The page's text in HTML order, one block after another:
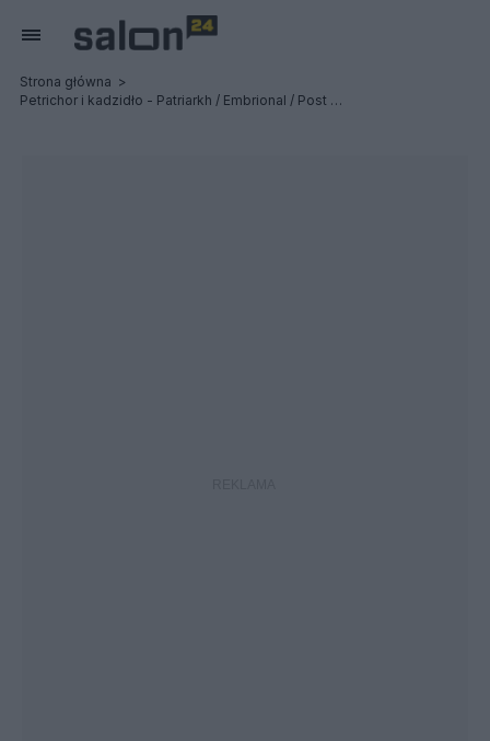
Strona główna
Petrichor i kadzidło - Patriarkh / Embrional / Post Profession - Relacja